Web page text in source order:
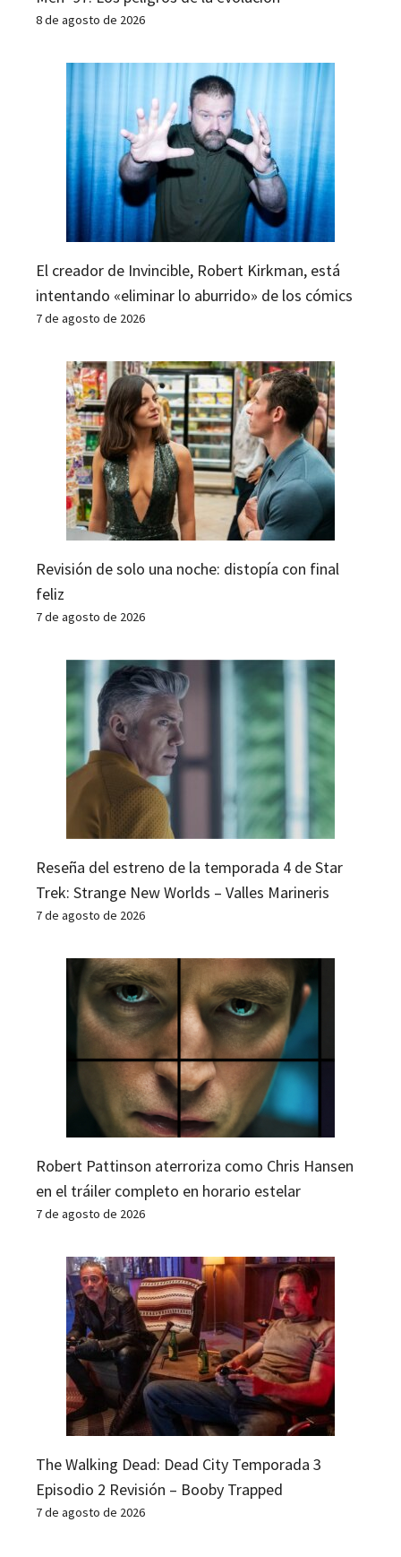
8 de agosto de 2026
El creador de Invincible, Robert Kirkman, está
intentando «eliminar lo aburrido» de los cómics
7 de agosto de 2026
Revisión de solo una noche: distopía con final
feliz
7 de agosto de 2026
Reseña del estreno de la temporada 4 de Star
Trek: Strange New Worlds – Valles Marineris
7 de agosto de 2026
Robert Pattinson aterroriza como Chris Hansen
en el tráiler completo en horario estelar
7 de agosto de 2026
The Walking Dead: Dead City Temporada 3
Episodio 2 Revisión – Booby Trapped
7 de agosto de 2026